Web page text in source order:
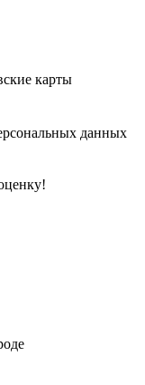
карты
данных